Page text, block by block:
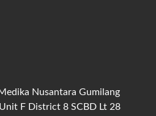
Nusantara Gumilang
F District 8 SCBD Lt 28